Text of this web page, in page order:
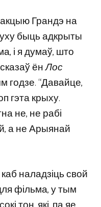
Грандэ на
быць адкрыты
і я думаў, што
ёнЛос
годзе. “Давайце,
гэта крыху.
не, не рабі
а не Арыянай
наладзіць свой
фільма, у тым